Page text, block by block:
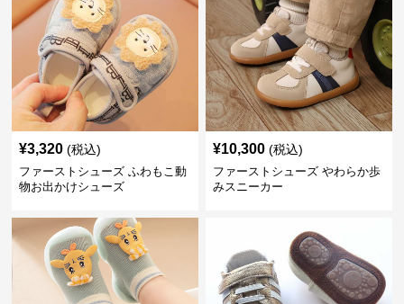
¥3,320 (税込)
ファーストシューズ ふわもこ動
物お出かけシューズ
¥10,300 (税込)
ファーストシューズ やわらか歩
みスニーカー